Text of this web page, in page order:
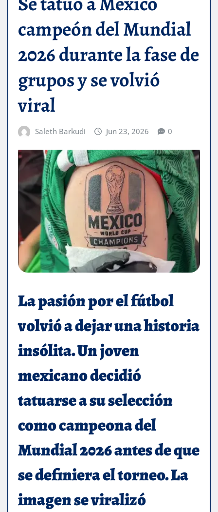
campeón del Mundial
2026 durante la fase de
grupos y se volvió
viral
Saleth Barkudi Jun 23, 2026 0
La pasión por el fútbol
volvió a dejar una historia
insólita. Un joven
mexicano decidió
tatuarse a su selección
como campeona del
Mundial 2026 antes de que
se definiera el torneo. La
imagen se viralizó